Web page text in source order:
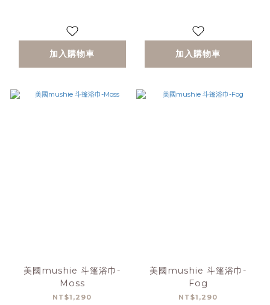
加入購物車 加入購物車
美國mushie 斗篷浴巾-
Moss
NT$1,290
美國mushie 斗篷浴巾-
Fog
NT$1,290